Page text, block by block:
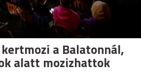
a Balatonnál,
alatt mozizhattok